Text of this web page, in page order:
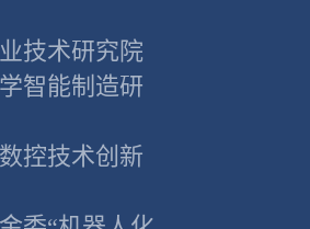
技术研究院
智能制造研
控技术创新